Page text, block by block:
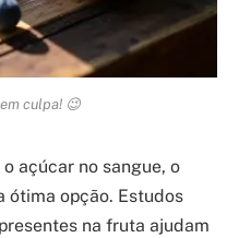
culpa! 😉
açúcar no sangue, o
ótima opção. Estudos
na fruta ajudam